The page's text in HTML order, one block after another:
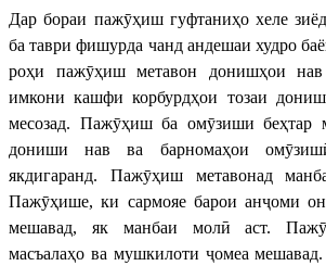
Дар бораи пажӯҳиш гуфтаниҳо хеле
ба таври фишурда чанд андешаи худро
роҳи пажӯҳиш метавон донишҳои
имкони кашфи корбурдҳои тозаи
месозад. Пажӯҳиш ба омӯзиши беҳтар
дониши нав ва барномаҳои
якдигаранд. Пажӯҳиш метавонад
Пажӯҳише, ки сармояе барои анҷоми
мешавад, як манбаи молӣ аст.
масъалаҳо ва мушкилоти ҷомеа